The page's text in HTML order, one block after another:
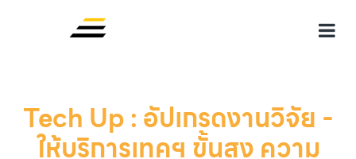
Tech Up : อัปเกรดงานวิจัย -
ให้บริการเทคฯ ขั้นสูง ความ